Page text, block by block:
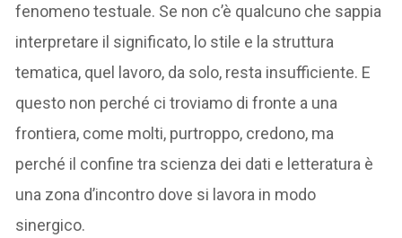
fenomeno testuale. Se non c’è qualcuno che sappia
interpretare il significato, lo stile e la struttura
tematica, quel lavoro, da solo, resta insufficiente. E
questo non perché ci troviamo di fronte a una
frontiera, come molti, purtroppo, credono, ma
perché il confine tra scienza dei dati e letteratura è
una zona d’incontro dove si lavora in modo
sinergico.